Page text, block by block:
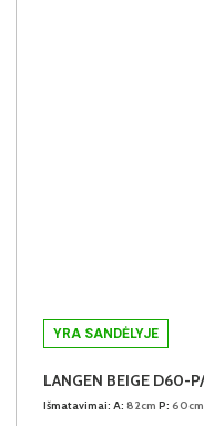
YRA SANDĖLYJE
Išmatavimai: A: 82cm P: 60cm